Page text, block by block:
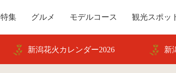
特集 グルメ モデルコース 観光スポッ
新潟花火カレンダー2026 新